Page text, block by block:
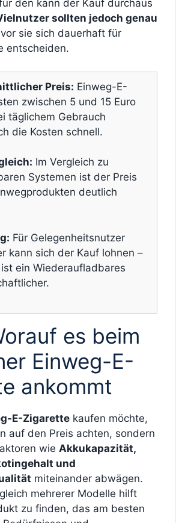
den kann der Kauf durchaus
sollten jedoch genau
sie sich dauerhaft für
entscheiden.
Preis: Einweg-E-
zwischen 5 und 15 Euro
täglichem Gebrauch
die Kosten schnell.
Im Vergleich zu
Systemen ist der Preis
deutlich
Für Gelegenheitsnutzer
kann sich der Kauf lohnen –
ein Wiederaufladbares
es beim
Einweg-E-
ankommt
E-Zigarette kaufen möchte,
auf den Preis achten, sondern
wie Akkukapazität,
und
miteinander abwägen.
mehrerer Modelle hilft
zu finden, das am besten